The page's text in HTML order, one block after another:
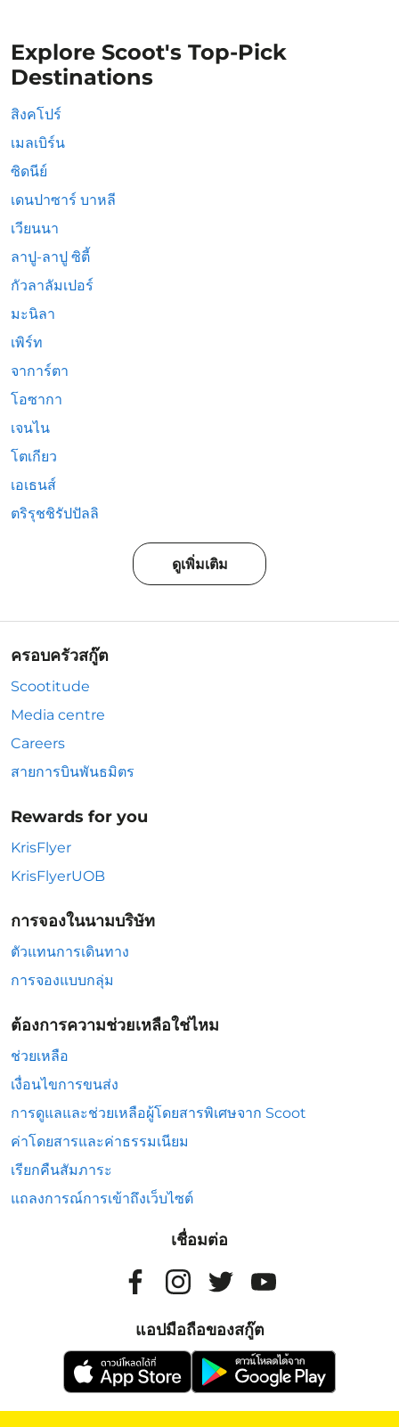
Explore Scoot's Top-Pick
Destinations
สิงคโปร์
เมลเบิร์น
ซิดนีย์
เดนปาซาร์ บาหลี
เวียนนา
ลาปู-ลาปู ซิตี้
กัวลาลัมเปอร์
มะนิลา
เพิร์ท
จาการ์ตา
โอซากา
เจนไน
โตเกียว
เอเธนส์
ตริรุชชิรัปปัลลิ
ดูเพิ่มเติม
ครอบครัวสกู๊ต
Scootitude
Media centre
Careers
สายการบินพันธมิตร
Rewards for you
KrisFlyer
KrisFlyerUOB
การจองในนามบริษัท
ตัวแทนการเดินทาง
การจองแบบกลุ่ม
ต้องการความช่วยเหลือใช่ไหม
ช่วยเหลือ
เงื่อนไขการขนส่ง
การดูแลและช่วยเหลือผู้โดยสารพิเศษจาก Scoot
ค่าโดยสารและค่าธรรมเนียม
เรียกคืนสัมภาระ
แถลงการณ์การเข้าถึงเว็บไซต์
เชื่อมต่อ
แอปมือถือของสกู๊ต